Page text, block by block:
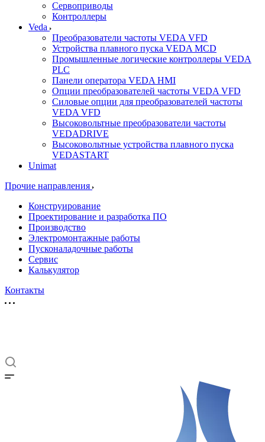
Сервоприводы
Контроллеры
Veda
Преобразователи частоты VEDA VFD
Устройства плавного пуска VEDA MCD
Промышленные логические контроллеры VEDA
PLC
Панели оператора VEDA HMI
Опции преобразователей частоты VEDA VFD
Силовые опции для преобразователей частоты
VEDA VFD
Высоковольтные преобразователи частоты
VEDADRIVE
Высоковольтные устройства плавного пуска
VEDASTART
Unimat
Прочие направления
Конструирование
Проектирование и разработка ПО
Производство
Электромонтажные работы
Пусконаладочные работы
Сервис
Калькулятор
Контакты